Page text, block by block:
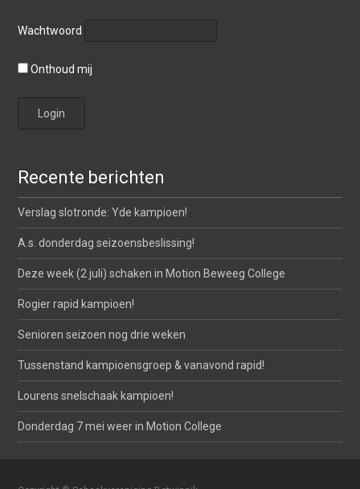
Wachtwoord
Onthoud mij
Recente berichten
Verslag slotronde: Yde kampioen!
A.s. donderdag seizoensbeslissing!
Deze week (2 juli) schaken in Motion Beweeg College
Rogier rapid kampioen!
Senioren seizoen nog drie weken
Tussenstand kampioensgroep & vanavond rapid!
Lourens snelschaak kampioen!
Donderdag 7 mei weer in Motion College